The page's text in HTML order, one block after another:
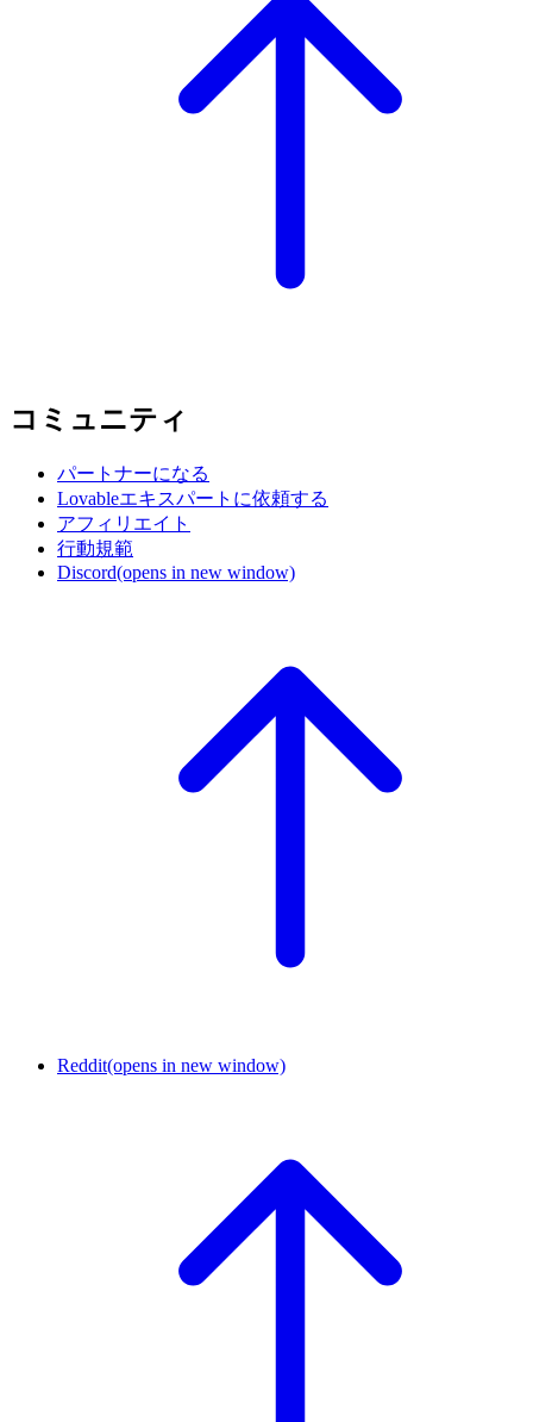
コミュニティ
パートナーになる
Lovableエキスパートに依頼する
アフィリエイト
行動規範
Discord(opens in new window)
Reddit(opens in new window)